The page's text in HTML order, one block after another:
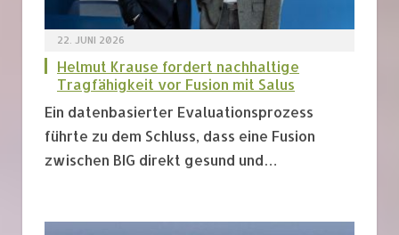
22. JUNI 2026
Helmut Krause fordert nachhaltige
Tragfähigkeit vor Fusion mit Salus
Ein datenbasierter Evaluationsprozess
führte zu dem Schluss, dass eine Fusion
zwischen BIG direkt gesund und…